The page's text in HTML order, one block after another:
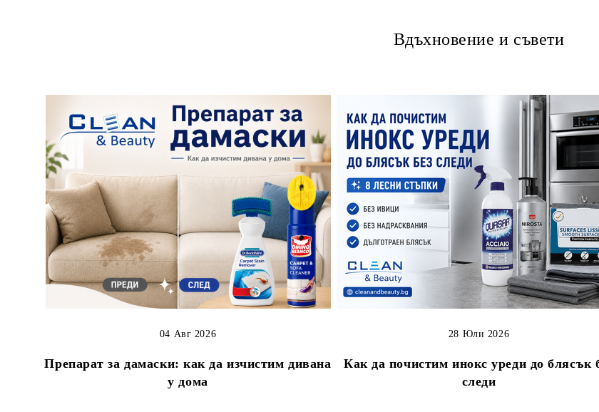
Вдъхновение и съвети
Препарат за дамаски: как да изчистим дивана
у дома
04 Авг 2026
Как да почистим инокс уреди до блясък
следи
28 Юли 2026